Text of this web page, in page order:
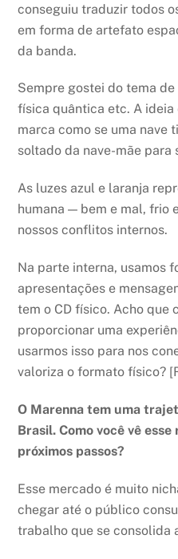
conseguiu traduzir todos
em forma de artefato
da banda.
Sempre gostei do tema
física quântica etc. A ideia
marca como se uma nave
soltado da nave-mãe para
As luzes azul e laranja
humana — bem e mal, frio
nossos conflitos internos.
Na parte interna, usamos
apresentações e
tem o CD físico. Acho que
proporcionar uma
usarmos isso para nos
valoriza o formato físico?
O Marenna tem uma
Brasil. Como você vê
próximos passos?
Esse mercado é muito
chegar até o público
trabalho que se consolida